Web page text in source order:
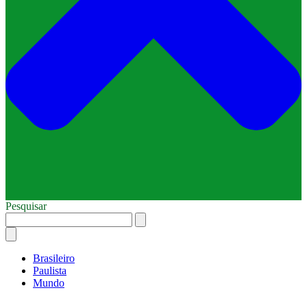
Pesquisar
Brasileiro
Paulista
Mundo